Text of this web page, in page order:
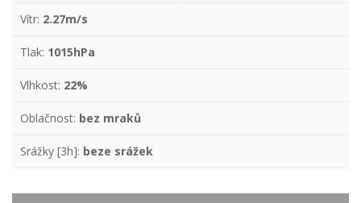
Vítr: 2.27m/s
Tlak: 1015hPa
Vlhkost: 22%
Oblačnost: bez mraků
Srážky [3h]: beze srážek